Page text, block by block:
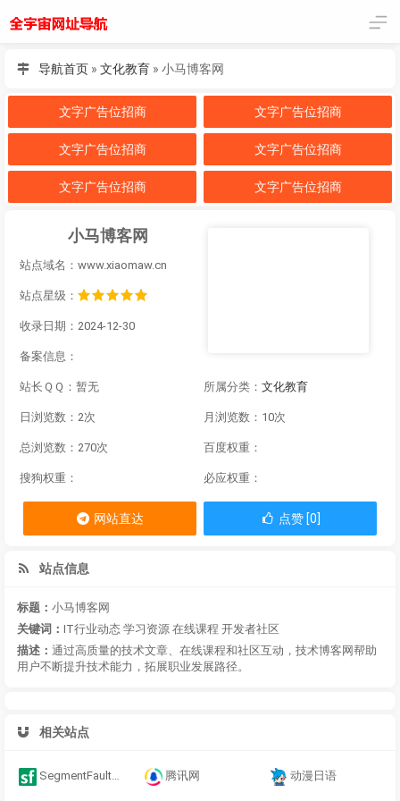
导航首页 » 文化教育 » 小马博客网
文字广告位招商 文字广告位招商
文字广告位招商 文字广告位招商
文字广告位招商 文字广告位招商
小马博客网
站点域名：www.xiaomaw.cn
站点星级：
收录日期：2024-12-30
备案信息：
站长ＱＱ：暂无 所属分类： 文化教育
日浏览数：2次 月浏览数：10次
总浏览数：270次 百度权重：
搜狗权重： 必应权重：
网站直达 点赞 [0]
站点信息
标题： 小马博客网
关键词： IT行业动态 学习资源 在线课程 开发者社区
描述： 通过高质量的技术文章、在线课程和社区互动，技术博客网帮助
用户不断提升技术能力，拓展职业发展路径。
相关站点
SegmentFault思否 腾讯网 动漫日语